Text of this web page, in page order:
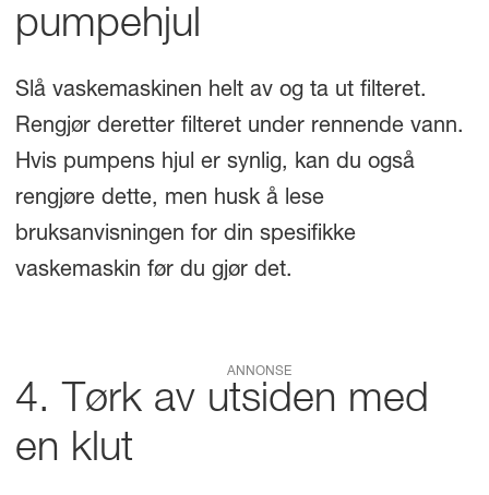
pumpehjul
Slå vaskemaskinen helt av og ta ut filteret.
Rengjør deretter filteret under rennende vann.
Hvis pumpens hjul er synlig, kan du også
rengjøre dette, men husk å lese
bruksanvisningen for din spesifikke
vaskemaskin før du gjør det.
ANNONSE
4. Tørk av utsiden med
en klut